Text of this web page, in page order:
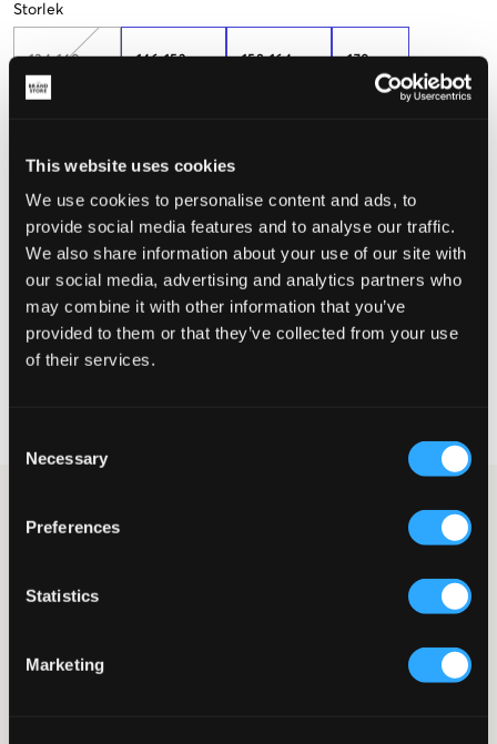
This website uses cookies
We use cookies to personalise content and ads, to
provide social media features and to analyse our traffic.
We also share information about your use of our site with
our social media, advertising and analytics partners who
may combine it with other information that you’ve
provided to them or that they’ve collected from your use
of their services.
Selection
Necessary
Preferences
Statistics
Marketing
Storlek
134-140 cm 146-152 cm 158-164 cm 170 cm
Upplevd storlek
Liten Perfekt
STORLEKSGUIDE
VÄLJ STORLEK
smala, reglerbara axelband och en bred smockad nederkant
som ger en figurnära passform i midjan. Den pryds av en
inspirerat mönster över hela plagget.
Reglerbara axelband